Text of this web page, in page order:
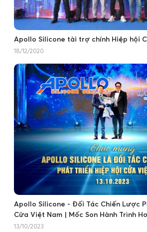
Apollo Silicone tài trợ chính Hiệp hội
18/12/2020
Apollo Silicone - Đối Tác Chiến Lược
Cửa Việt Nam | Mốc Son Hành Trình
Dẫn Đầu Gắn Kết
13/10/2023